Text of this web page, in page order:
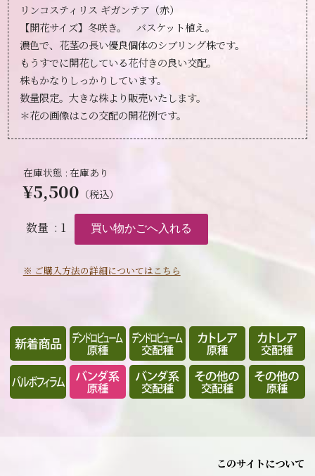
リンコスティリス ギガンテア（赤）
【開花サイズ】冬咲き。 バスケット植え。
濃色で、花茎の長い優良個体のシブリング株です。
もうすでに開花している花付きの良い交配。
株もかなりしっかりしています。
数量限定。大きな株より販売いたします。
＊花の画像はこの交配の開花例です。
在庫状態 : 在庫あり
¥5,500 （税込）
数量 : 1
※ ご購入方法の詳細についてはこちら
このサイトについて